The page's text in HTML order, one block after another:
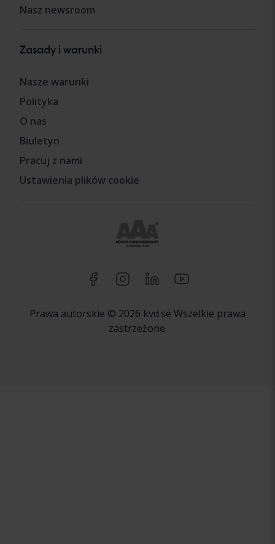
Nasz newsroom
Zasady i warunki
Nasze warunki
Polityka
O nas
Biuletyn
Pracuj z nami
Ustawienia plików cookie
Prawa autorskie © 2026 kvd.se Wszelkie prawa
zastrzeżone.